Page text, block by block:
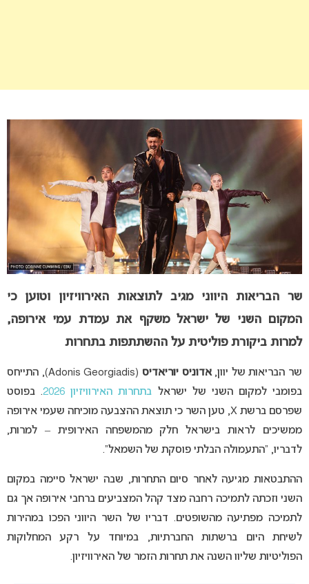
שר הבריאות היווני מגיב לתוצאות האירוויזיון וטוען כי
המקום השני של ישראל משקף את עמדת עמי אירופה,
למרות ביקורת פוליטית על ההשתתפות בתחרות
שר הבריאות של יוון,אדוניס יוריאדיס (
Adonis Georgiadis) , התייחס
בפומבי למקום השני של ישראל בתחרות האירוויזיון 2026
. בפוסט
שפרסם ברשת X, טען השר כי תוצאת ההצבעה מוכיחה שעמי אירופה
ממשיכים לראות בישראל חלק מהמשפחה האירופית – למרות,
לדבריו, “התעמולה הבלתי פוסקת של השמאל”.
ההתבטאות מגיעה לאחר סיום התחרות, שבה ישראל סיימה במקום
השני וזכתה לתמיכה רחבה מצד קהל המצביעים ברחבי אירופה אך גם
לתמיכה מפתיעה מהשופטים. דבריו של השר היווני הפכו במהירות
לשיחת היום ברשתות החברתיות, במיוחד על רקע המחלוקות
הפוליטיות שליוו השנה את תחרות הזמר של האירוויזיון.